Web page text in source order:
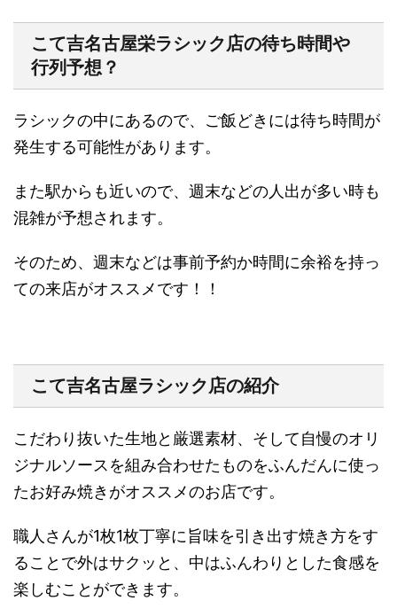
こて吉名古屋栄ラシック店の待ち時間や
行列予想？
ラシックの中にあるので、ご飯どきには待ち時間が
発生する可能性があります。
また駅からも近いので、週末などの人出が多い時も
混雑が予想されます。
そのため、週末などは事前予約か時間に余裕を持っ
ての来店がオススメです！！
こて吉名古屋ラシック店の紹介
こだわり抜いた生地と厳選素材、そして自慢のオリ
ジナルソースを組み合わせたものをふんだんに使っ
たお好み焼きがオススメのお店です。
職人さんが1枚1枚丁寧に旨味を引き出す焼き方をす
ることで外はサクッと、中はふんわりとした食感を
楽しむことができます。